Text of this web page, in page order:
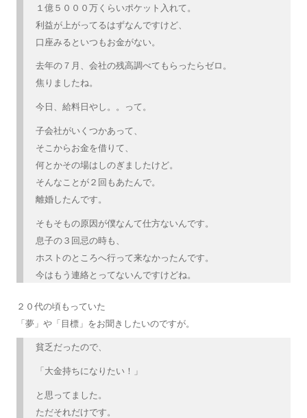
１億５０００万くらいポケット入れて。
利益が上がってるはずなんですけど、
口座みるといつもお金がない。
去年の７月、会社の残高調べてもらったらゼロ。
焦りましたね。
今日、給料日やし。。って。
子会社がいくつかあって、
そこからお金を借りて、
何とかその場はしのぎましたけど。
そんなことが２回もあたんで。
離婚したんです。
そもそもの原因が僕なんて仕方ないんです。
息子の３回忌の時も、
ホストのところへ行って来なかったんです。
今はもう連絡とってないんですけどね。
２０代の頃もっていた
「夢」や「目標」をお聞きしたいのですが。
貧乏だったので、
「大金持ちになりたい！」
と思ってました。
ただそれだけです。